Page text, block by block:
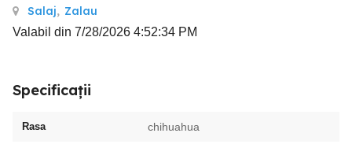
Salaj, Zalau
Valabil din 7/28/2026 4:52:34 PM
Specificații
Rasa chihuahua